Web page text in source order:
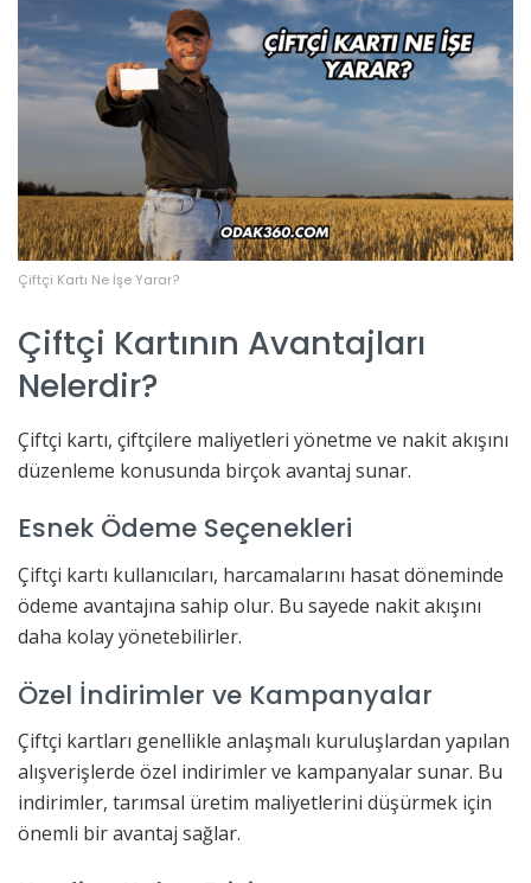
Çiftçi Kartı Ne İşe Yarar?
Çiftçi Kartının Avantajları
Nelerdir?
Çiftçi kartı, çiftçilere maliyetleri yönetme ve nakit akışını
düzenleme konusunda birçok avantaj sunar.
Esnek Ödeme Seçenekleri
Çiftçi kartı kullanıcıları, harcamalarını hasat döneminde
ödeme avantajına sahip olur. Bu sayede nakit akışını
daha kolay yönetebilirler.
Özel İndirimler ve Kampanyalar
Çiftçi kartları genellikle anlaşmalı kuruluşlardan yapılan
alışverişlerde özel indirimler ve kampanyalar sunar. Bu
indirimler, tarımsal üretim maliyetlerini düşürmek için
önemli bir avantaj sağlar.